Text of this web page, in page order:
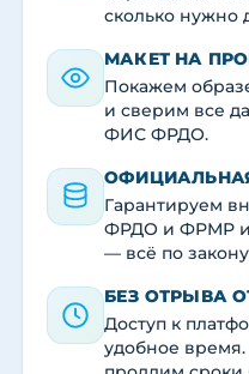
сколько нужно
МАКЕТ НА
Покажем
и сверим все
ФИС ФРДО.
Гарантируем
ФРДО и ФРМР и
— всё по
БЕЗ ОТРЫВА
Доступ к
удобное